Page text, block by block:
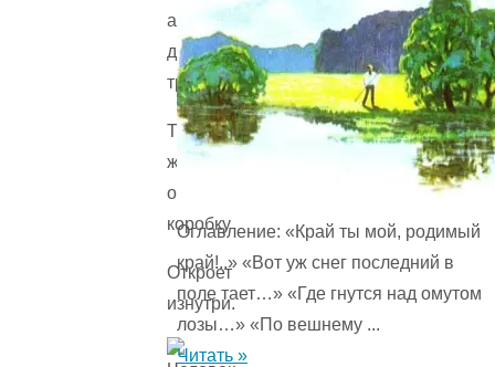
аз,
два,
три!
Тут
же
он
коробку
Откроет
изнутри.
Оглавление: «Край ты мой, родимый
край!..» «Вот уж снег последний в
поле тает…» «Где гнутся над омутом
лозы…» «По вешнему ...
Читать »